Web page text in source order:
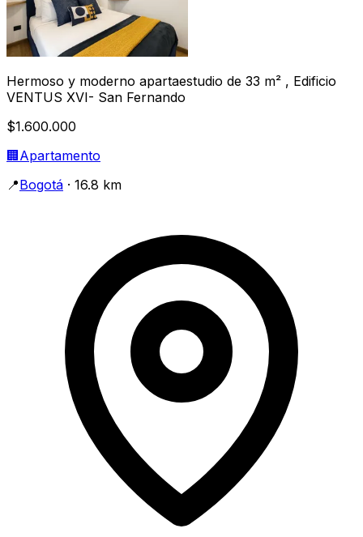
Hermoso y moderno apartaestudio de 33 m² , Edificio
VENTUS XVI- San Fernando
$1.600.000
🏢Apartamento
📍Bogotá · 16.8 km